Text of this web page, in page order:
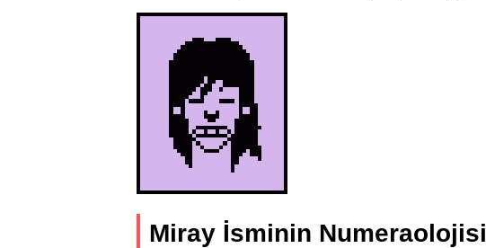
Miray İsminin Numeraolojisi